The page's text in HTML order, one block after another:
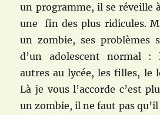
un programme, il se réveille
une fin des plus ridicules.
un zombie, ses problèmes
d’un adolescent normal :
autres au lycée, les filles, le
Là je vous l’accorde c’est
un zombie, il ne faut pas